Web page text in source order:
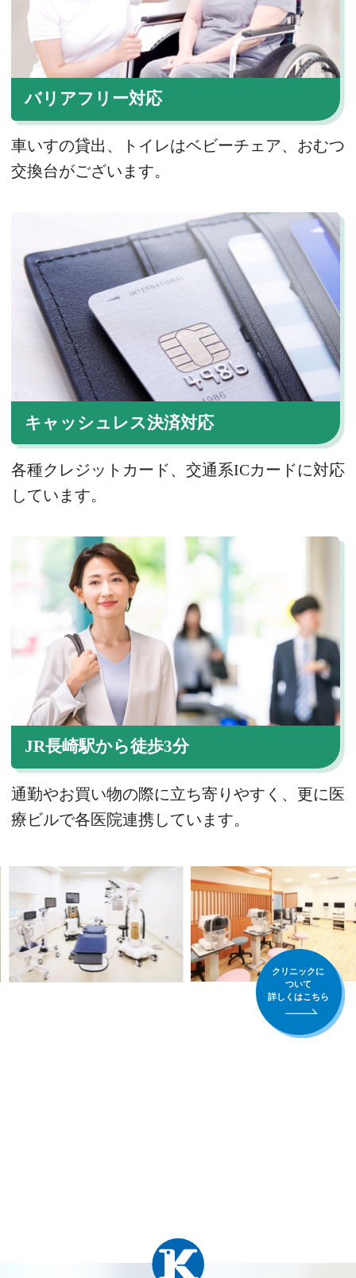
バリアフリー対応
車いすの貸出、トイレはベビーチェア、おむつ
交換台がございます。
キャッシュレス決済対応
各種クレジットカード、交通系ICカードに対応
しています。
JR長崎駅から徒歩3分
通勤やお買い物の際に立ち寄りやすく、更に医
療ビルで各医院連携しています。